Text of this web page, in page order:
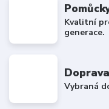
Kvalitní
generace.
Vybraná